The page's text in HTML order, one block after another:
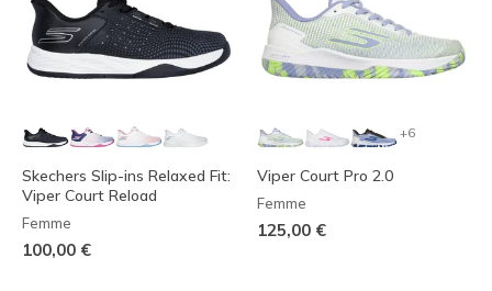
Skechers Slip-ins Relaxed Fit:
Viper Court Reload
Femme
100,00 €
+6
Viper Court Pro 2.0
Femme
125,00 €